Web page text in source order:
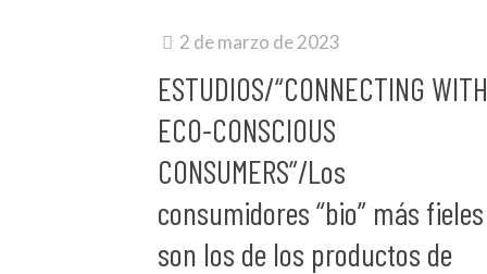
2 de marzo de 2023
ESTUDIOS/“CONNECTING WITH
ECO-CONSCIOUS
CONSUMERS”/Los
consumidores “bio” más fieles
son los de los productos de